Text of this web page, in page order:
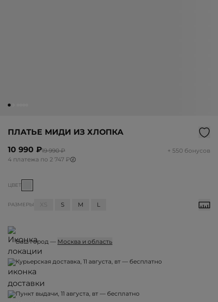
ПЛАТЬЕ МИДИ ИЗ ХЛОПКА
10 990 ₽19 990 ₽
+ 550 бонусов
4 платежа по 2 747 ₽
ЦВЕТ
РАЗМЕРЫ XS S M L
Ваш город — Москва и область
Курьерская доставка, 11 августа, вт — бесплатно
Пункт выдачи, 11 августа, вт — бесплатно